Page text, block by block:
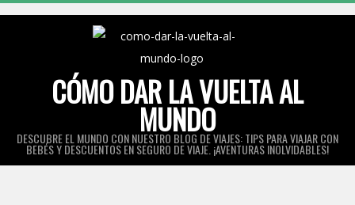
CÓMO DAR LA VUELTA AL
MUNDO
DESCUBRE EL MUNDO CON NUESTRO BLOG DE VIAJES: TIPS PARA VIAJAR CON
BEBÉS Y DESCUENTOS EN SEGURO DE VIAJE. ¡AVENTURAS INOLVIDABLES!